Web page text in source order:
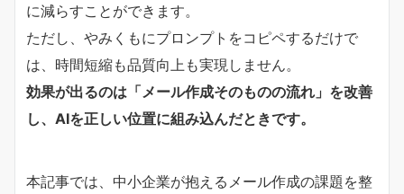
に減らすことができます。
ただし、やみくもにプロンプトをコピペするだけで
は、時間短縮も品質向上も実現しません。
効果が出るのは「メール作成そのものの流れ」を改善
し、AIを正しい位置に組み込んだときです。
本記事では、中小企業が抱えるメール作成の課題を整